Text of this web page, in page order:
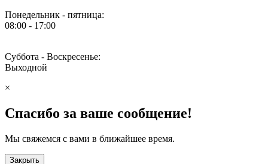
Понедельник - пятница:
08:00 - 17:00
Суббота - Воскресенье:
Выходной
×
Спасибо за ваше сообщение!
Мы свяжемся с вами в ближайшее время.
Закрыть